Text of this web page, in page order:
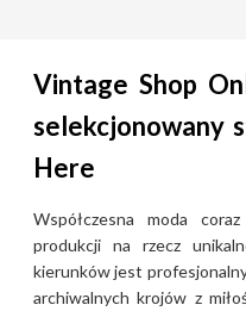
Vintage Shop
selekcjonowany
Here
Współczesna moda
produkcji na rzecz
kierunków jest
archiwalnych krojów z